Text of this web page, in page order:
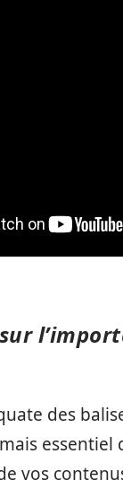
des
essentiel
vos